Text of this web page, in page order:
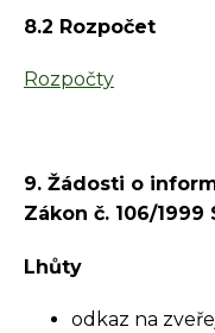
8.2 Rozpočet
Rozpočty
9. Žádosti o
Zákon č. 106/
Lhůty
odkaz na